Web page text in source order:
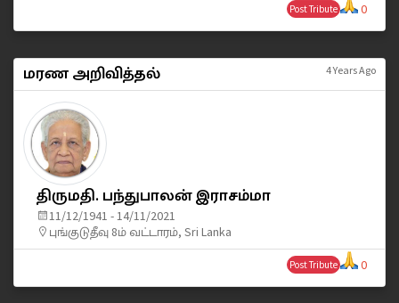
0
Post Tribute
மரண அறிவித்தல் 4 Years Ago
திருமதி. பந்துபாலன் இராசம்மா
11/12/1941 - 14/11/2021
புங்குடுதீவு 8ம் வட்டாரம், Sri Lanka
0
Post Tribute